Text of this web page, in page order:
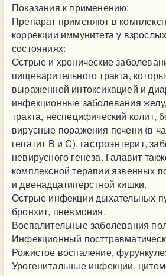
Показания к применению:
Препарат применяют в
коррекции иммунитета у
состояниях:
Острые и хронические
пищеварительного тракта,
выраженной интоксикацией и
инфекционные заболевания
тракта, неспецифический колит,
вирусные поражения печени (в
гепатит В и С), гастроэнтерит,
невирусного генеза. Галавит
комплексной терапии язвенных
и двенадцатиперстной кишки.
Острые инфекции дыхательных
бронхит, пневмония.
Воспалительные заболевания
Инфекционный
Рожистое воспаление,
Урогенитальные инфекции,